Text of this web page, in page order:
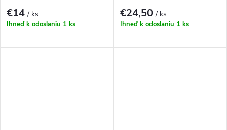
€14/ ks
Ihneď k odoslaniu 1 ks
€24,50/ ks
Ihneď k odoslaniu 1 ks